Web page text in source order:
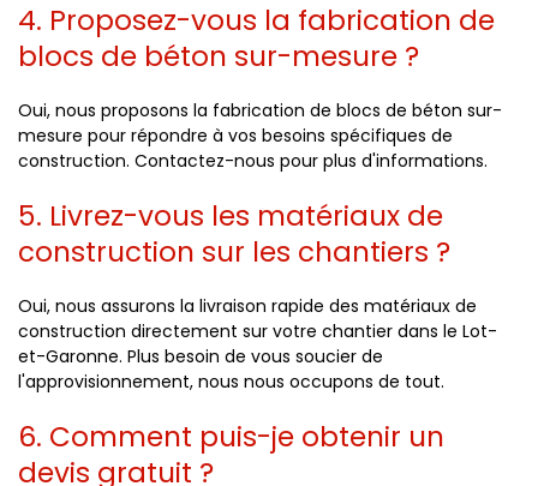
4. Proposez-vous la fabrication de
blocs de béton sur-mesure ?
Oui, nous proposons la fabrication de blocs de béton sur-
mesure pour répondre à vos besoins spécifiques de
construction. Contactez-nous pour plus d'informations.
5. Livrez-vous les matériaux de
construction sur les chantiers ?
Oui, nous assurons la livraison rapide des matériaux de
construction directement sur votre chantier dans le Lot-
et-Garonne. Plus besoin de vous soucier de
l'approvisionnement, nous nous occupons de tout.
6. Comment puis-je obtenir un
devis gratuit ?